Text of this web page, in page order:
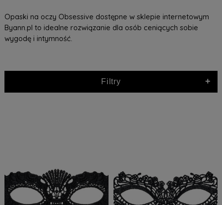
Opaski na oczy Obsessive dostępne w sklepie internetowym
Byann.pl to idealne rozwiązanie dla osób ceniących sobie
wygodę i intymność.
Filtry +